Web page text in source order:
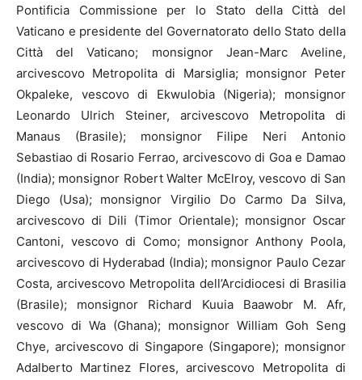
Pontificia Commissione per lo Stato della Città del
Vaticano e presidente del Governatorato dello Stato della
Città del Vaticano; monsignor Jean-Marc Aveline,
arcivescovo Metropolita di Marsiglia; monsignor Peter
Okpaleke, vescovo di Ekwulobia (Nigeria); monsignor
Leonardo Ulrich Steiner, arcivescovo Metropolita di
Manaus (Brasile); monsignor Filipe Neri Antonio
Sebastiao di Rosario Ferrao, arcivescovo di Goa e Damao
(India); monsignor Robert Walter McElroy, vescovo di San
Diego (Usa); monsignor Virgilio Do Carmo Da Silva,
arcivescovo di Dili (Timor Orientale); monsignor Oscar
Cantoni, vescovo di Como; monsignor Anthony Poola,
arcivescovo di Hyderabad (India); monsignor Paulo Cezar
Costa, arcivescovo Metropolita dell’Arcidiocesi di Brasilia
(Brasile); monsignor Richard Kuuia Baawobr M. Afr,
vescovo di Wa (Ghana); monsignor William Goh Seng
Chye, arcivescovo di Singapore (Singapore); monsignor
Adalberto Martinez Flores, arcivescovo Metropolita di